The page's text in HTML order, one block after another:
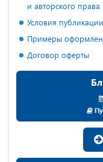
и авторского права
Условия публикации
Примеры
Договор оферты